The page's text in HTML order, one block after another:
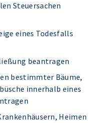
Steuersachen
eines Todesfalls
beantragen
bestimmter Bäume,
innerhalb eines
Heimen